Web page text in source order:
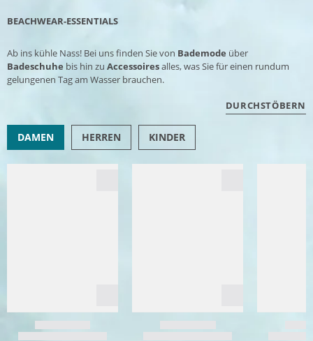
BEACHWEAR-ESSENTIALS
Ab ins kühle Nass! Bei uns finden Sie von Bademode über
Badeschuhe bis hin zu Accessoiresalles, was Sie für einen rundum
gelungenen Tag am Wasser brauchen.
DURCHSTÖBERN
DAMEN HERREN KINDER